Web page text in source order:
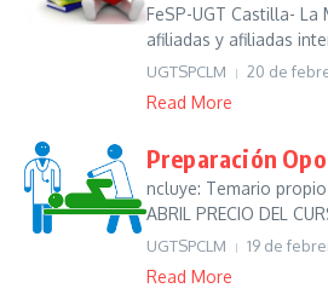
FeSP-UGT Castilla-
afiliadas y afiliadas
UGTSPCLM 20 de
Read More
Preparación
ncluye: Temario propio
ABRIL PRECIO DEL
UGTSPCLM 19 de
Read More